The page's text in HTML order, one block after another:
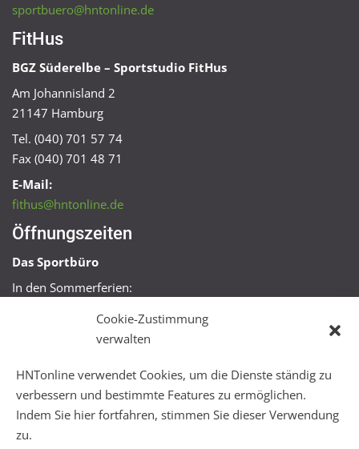
Cookie-Zustimmung
verwalten
HNTonline verwendet Cookies, um die Dienste ständig zu
verbessern und bestimmte Features zu ermöglichen.
Indem Sie hier fortfahren, stimmen Sie dieser Verwendung
zu.
sportbuero@hntonline.de
FitHus
BGZ Süderelbe – Sportstudio FitHus
Am Johannisland 2
21147 Hamburg
Tel. (040) 701 57 74
Fax (040) 701 48 71
E-Mail:
fithus@hntonline.de
Öffnungszeiten
Das Sportbüro
In den Sommerferien:
Mo + Mi 16:00 – 18:00 Uhr
Mo – Fr 08:00 – 22:00 Uhr
Sa + So 10:00 – 18:00 Uhr